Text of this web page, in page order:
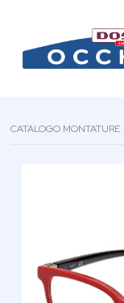
CATALOGO MONTATURE